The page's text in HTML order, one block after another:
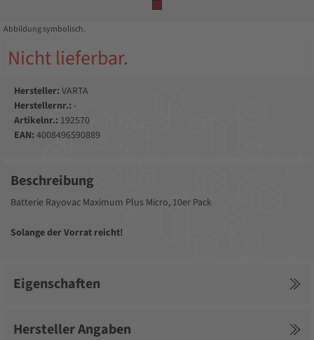
Abbildung symbolisch.
Nicht lieferbar.
Hersteller: VARTA
Herstellernr.: -
Artikelnr.: 192570
EAN: 4008496590889
Beschreibung
Batterie Rayovac Maximum Plus Micro, 10er Pack
Solange der Vorrat reicht!
Eigenschaften
Hersteller Angaben